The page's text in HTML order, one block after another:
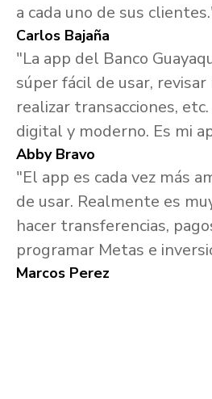
a cada uno de sus
Carlos Bajaña
"La app del Banco
súper fácil de usar,
realizar transacciones,
digital y moderno. Es mi
Abby Bravo
"El app es cada vez más
de usar. Realmente es
hacer transferencias,
programar Metas e
Marcos Perez